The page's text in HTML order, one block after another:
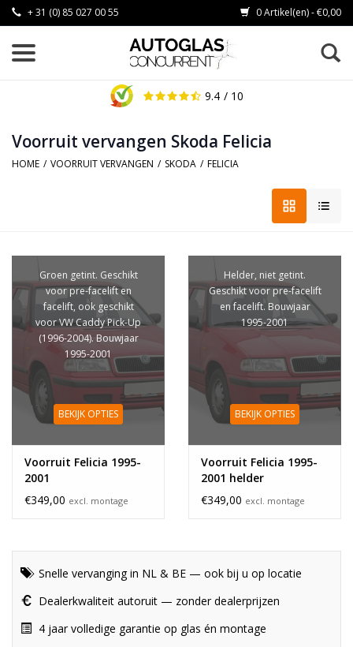
+ 31 (0) 85 027 00 55 0 Artikel(en) - €0,00
9.4 / 10
Voorruit vervangen Skoda Felicia
HOME / VOORRUIT VERVANGEN / SKODA / FELICIA
Groen getint. Geschikt
voor pre-facelift en
facelift, ook geschikt
voor VW Caddy Pick-Up
(1996-2004). Bouwjaar
1995-2001
BEKIJK OPTIES
Voorruit Felicia 1995-
2001
€349,00 excl. montage
Helder, niet getint.
Geschikt voor pre-facelift
en facelift. Bouwjaar
1995-2001
BEKIJK OPTIES
Voorruit Felicia 1995-
2001 helder
€349,00 excl. montage
Snelle vervanging in NL & BE — ook bij u op locatie
Dealerkwaliteit autoruit — zonder dealerprijzen
4 jaar volledige garantie op glas én montage